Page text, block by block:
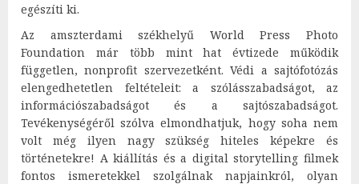
egészíti ki.
Az amszterdami székhelyű World Press Photo
Foundation már több mint hat évtizede működik
független, nonprofit szervezetként. Védi a sajtófotózás
elengedhetetlen feltételeit: a szólásszabadságot, az
információszabadságot és a sajtószabadságot.
Tevékenységéről szólva elmondhatjuk, hogy soha nem
volt még ilyen nagy szükség hiteles képekre és
történetekre! A kiállítás és a digital storytelling filmek
fontos ismeretekkel szolgálnak napjainkról, olyan